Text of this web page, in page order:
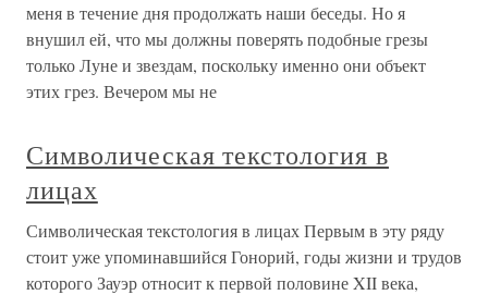
меня в течение дня продолжать наши беседы. Но я
внушил ей, что мы должны поверять подобные грезы
только Луне и звездам, поскольку именно они объект
этих грез. Вечером мы не
Символическая текстология в
лицах
Символическая текстология в лицах Первым в эту ряду
стоит уже упоминавшийся Гонорий, годы жизни и трудов
которого Зауэр относит к первой половине XII века,